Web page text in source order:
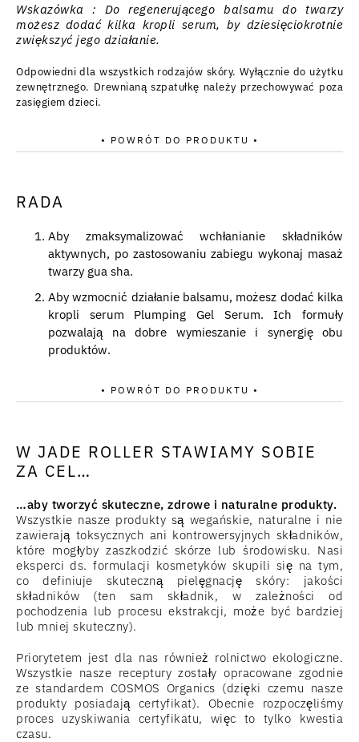
Wskazówka : Do regenerującego balsamu do twarzy
możesz dodać kilka kropli serum, by dziesięciokrotnie
zwiększyć jego działanie.
Odpowiedni dla wszystkich rodzajów skóry. Wyłącznie do użytku
zewnętrznego. Drewnianą szpatułkę należy przechowywać poza
zasięgiem dzieci.
• POWRÓT DO PRODUKTU •
RADA
Aby zmaksymalizować wchłanianie składników
aktywnych, po zastosowaniu zabiegu wykonaj masaż
twarzy gua sha.
Aby wzmocnić działanie balsamu, możesz dodać kilka
kropli serum Plumping Gel Serum. Ich formuły
pozwalają na dobre wymieszanie i synergię obu
produktów.
• POWRÓT DO PRODUKTU •
W JADE ROLLER STAWIAMY SOBIE
ZA CEL…
…aby tworzyć skuteczne, zdrowe i naturalne produkty.
Wszystkie nasze produkty są wegańskie, naturalne i nie
zawierają toksycznych ani kontrowersyjnych składników,
które mogłyby zaszkodzić skórze lub środowisku. Nasi
eksperci ds. formulacji kosmetyków skupili się na tym,
co definiuje skuteczną pielęgnację skóry: jakości
składników (ten sam składnik, w zależności od
pochodzenia lub procesu ekstrakcji, może być bardziej
lub mniej skuteczny).
Priorytetem jest dla nas również rolnictwo ekologiczne.
Wszystkie nasze receptury zostały opracowane zgodnie
ze standardem COSMOS Organics (dzięki czemu nasze
produkty posiadają certyfikat). Obecnie rozpoczęliśmy
proces uzyskiwania certyfikatu, więc to tylko kwestia
czasu.